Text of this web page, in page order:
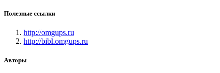
Полезные ссылки
http://omgups.ru
http://bibl.omgups.ru
Авторы